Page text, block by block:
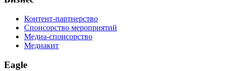
Контент-партнерство
Спонсорство мероприятий
Медиа-спонсорство
Медиакит
Eagle